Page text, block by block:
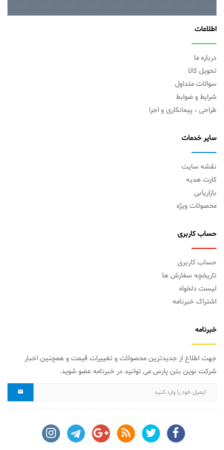
اطلاعات
درباره ما
تحویل کالا
سوالات متداول
شرایط و ضوابط
طراحی ، پیمانکاری و اجرا
سایر خدمات
نقشه سایت
کارت هدیه
بازاریابی
محصولات ویژه
حساب کاربری
حساب کاربری
تاریخچه سفارش ها
لیست دلخواه
اشتراک خبرنامه
خبرنامه
جهت اطلاع از جدیدترین محصولات و تغییرات قیمت و همچنین اخبار
شرکت نوین بتن پارس می توانید در خبرنامه عضو شوید.